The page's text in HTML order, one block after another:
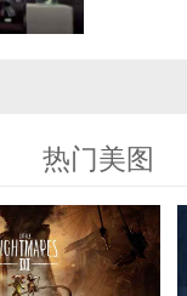
热门美图